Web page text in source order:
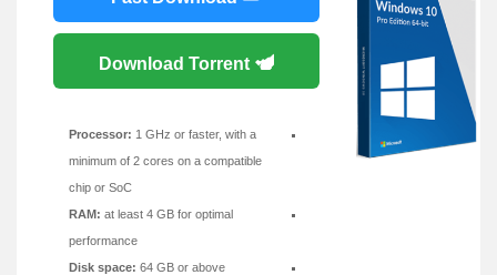
Processor: 1 GHz or faster, with a
minimum of 2 cores on a compatible
chip or SoC
RAM: at least 4 GB for optimal
performance
Disk space: 64 GB or above